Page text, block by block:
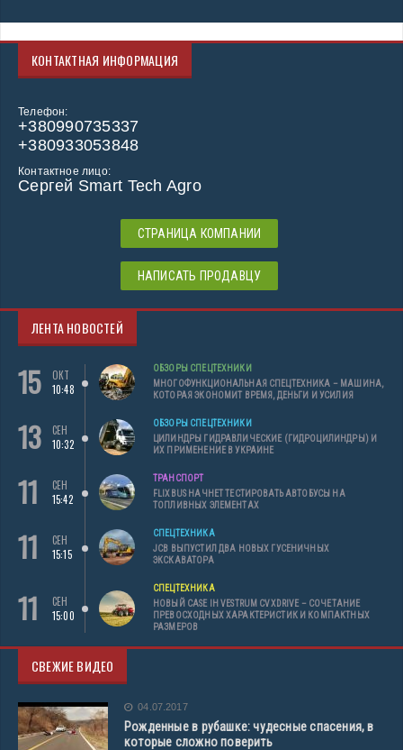
КОНТАКТНАЯ ИНФОРМАЦИЯ
Телефон:
+380990735337
+380933053848
Контактное лицо:
Сергей Smart Tech Agro
СТРАНИЦА КОМПАНИИ
НАПИСАТЬ ПРОДАВЦУ
ЛЕНТА НОВОСТЕЙ
15
ОКТ
10:48
ОБЗОРЫ СПЕЦТЕХНИКИ
МНОГОФУНКЦИОНАЛЬНАЯ СПЕЦТЕХНИКА – МАШИНА,
КОТОРАЯ ЭКОНОМИТ ВРЕМЯ, ДЕНЬГИ И УСИЛИЯ
13
СЕН
10:32
ОБЗОРЫ СПЕЦТЕХНИКИ
ЦИЛИНДРЫ ГИДРАВЛИЧЕСКИЕ (ГИДРОЦИЛИНДРЫ) И
ИХ ПРИМЕНЕНИЕ В УКРАИНЕ
11
СЕН
15:42
ТРАНСПОРТ
FLIXBUS НАЧНЕТ ТЕСТИРОВАТЬ АВТОБУСЫ НА
ТОПЛИВНЫХ ЭЛЕМЕНТАХ
11
СЕН
15:15
СПЕЦТЕХНИКА
JCB ВЫПУСТИЛ ДВА НОВЫХ ГУСЕНИЧНЫХ
ЭКСКАВАТОРА
11
СЕН
15:00
СПЕЦТЕХНИКА
НОВЫЙ CASE IH VESTRUM CVXDRIVE – СОЧЕТАНИЕ
ПРЕВОСХОДНЫХ ХАРАКТЕРИСТИК И КОМПАКТНЫХ
РАЗМЕРОВ
СВЕЖИЕ ВИДЕО
04.07.2017
Рожденные в рубашке: чудесные спасения, в
которые сложно поверить